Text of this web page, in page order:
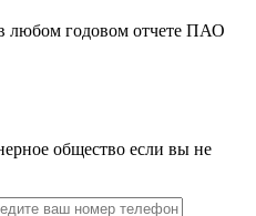
любом годовом отчете ПАО
общество если вы не